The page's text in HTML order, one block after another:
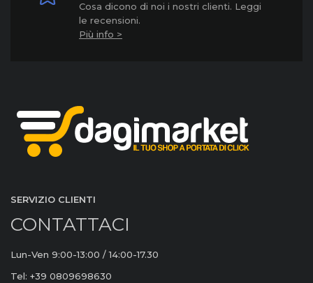
Cosa dicono di noi i nostri clienti. Leggi
le recensioni.
Più info >
SERVIZIO CLIENTI
CONTATTACI
Lun-Ven 9:00-13:00 / 14:00-17.30
Tel: +39 0809698630